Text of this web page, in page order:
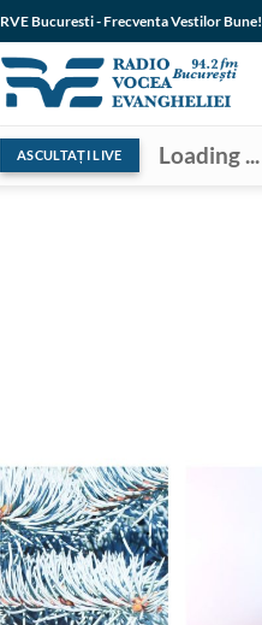
RVE Bucuresti - Frecventa Vestilor Bune!
ASCULTAȚI LIVE Loading ...